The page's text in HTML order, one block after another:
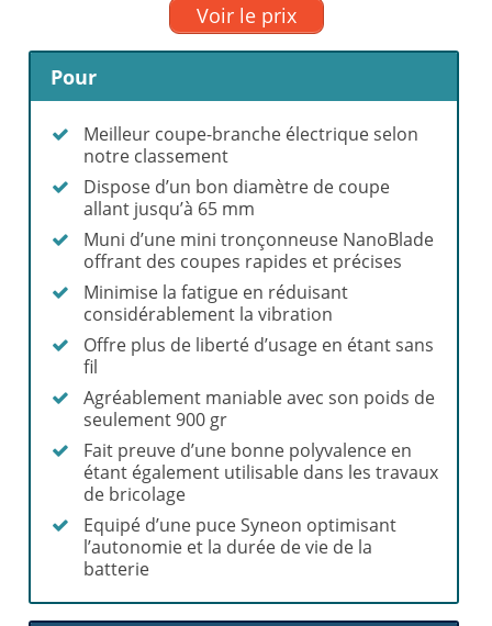
Voir le prix
Pour
Meilleur coupe-branche électrique selon
notre classement
Dispose d’un bon diamètre de coupe
allant jusqu’à 65 mm
Muni d’une mini tronçonneuse NanoBlade
offrant des coupes rapides et précises
Minimise la fatigue en réduisant
considérablement la vibration
Offre plus de liberté d’usage en étant sans
fil
Agréablement maniable avec son poids de
seulement 900 gr
Fait preuve d’une bonne polyvalence en
étant également utilisable dans les travaux
de bricolage
Equipé d’une puce Syneon optimisant
l’autonomie et la durée de vie de la
batterie